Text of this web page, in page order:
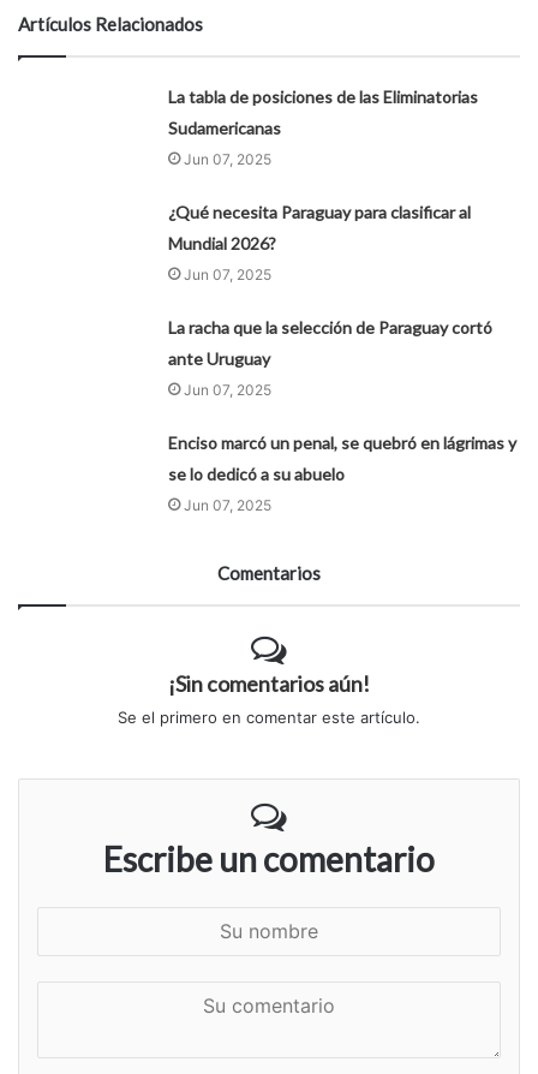
Artículos Relacionados
La tabla de posiciones de las Eliminatorias
Sudamericanas
Jun 07, 2025
¿Qué necesita Paraguay para clasificar al
Mundial 2026?
Jun 07, 2025
La racha que la selección de Paraguay cortó
ante Uruguay
Jun 07, 2025
Enciso marcó un penal, se quebró en lágrimas y
se lo dedicó a su abuelo
Jun 07, 2025
Comentarios
¡Sin comentarios aún!
Se el primero en comentar este artículo.
Escribe un comentario